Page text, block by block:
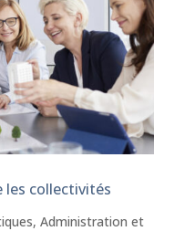
les collectivités
, Administration et